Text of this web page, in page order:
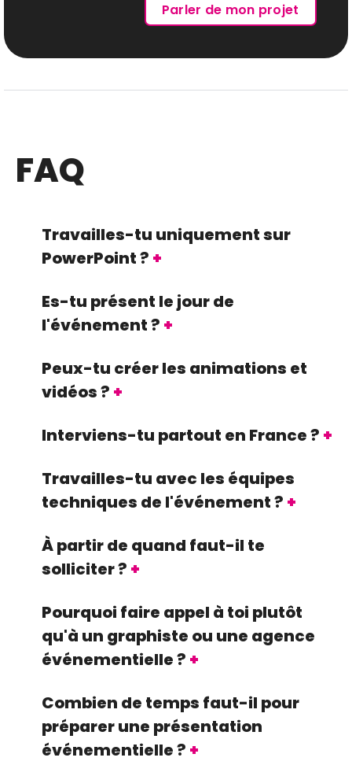
FAQ
Travailles-tu uniquement sur
PowerPoint ?
Es-tu présent le jour de
l'événement ?
Peux-tu créer les animations et
vidéos ?
Interviens-tu partout en France ?
Travailles-tu avec les équipes
techniques de l'événement ?
À partir de quand faut-il te
solliciter ?
Pourquoi faire appel à toi plutôt
qu'à un graphiste ou une agence
événementielle ?
Combien de temps faut-il pour
préparer une présentation
événementielle ?